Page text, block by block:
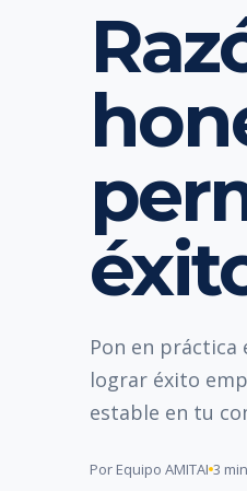
Pon en
lograr éxito
estable en tu
Por Equipo AMITAI 3